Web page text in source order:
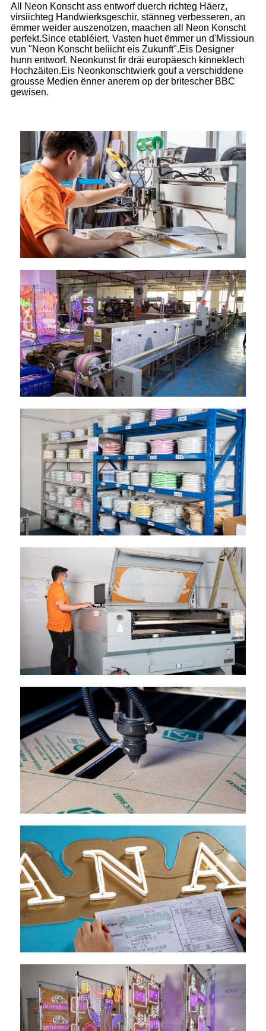
All Neon Konscht ass entworf duerch richteg Häerz,
virsiichteg Handwierksgeschir, stänneg verbesseren, an
ëmmer weider auszenotzen, maachen all Neon Konscht
perfekt.Since etabléiert, Vasten huet ëmmer un d'Missioun
vun "Neon Konscht beliicht eis Zukunft".Eis Designer
hunn entworf. Neonkunst fir dräi europäesch kinneklech
Hochzäiten.Eis Neonkonschtwierk gouf a verschiddene
grousse Medien ënner anerem op der britescher BBC
gewisen.